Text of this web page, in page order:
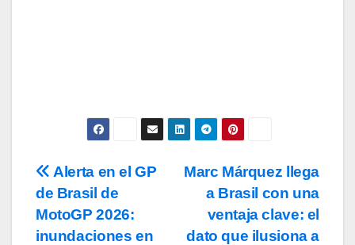
Navegación
de
entradas
Marc Márquez llega
a Brasil con una
ventaja clave: el
dato que ilusiona a
Alerta en el GP
de Brasil de
MotoGP 2026:
inundaciones en